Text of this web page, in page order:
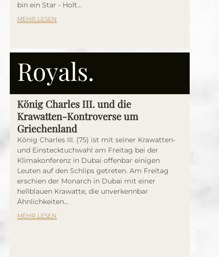
bin ein Star - Holt...
MEHR LESEN
Royals.
König Charles III. und die
Krawatten-Kontroverse um
Griechenland
König Charles III. (75) ist mit seiner Krawatten-
und Einstecktuchwahl am Freitag bei der
Klimakonferenz in Dubai offenbar einigen
Leuten auf den Schlips getreten. Am Freitag
erschien der Monarch in Dubai mit einer
hellblauen Krawatte, die unverkennbar
Ähnlichkeiten...
MEHR LESEN